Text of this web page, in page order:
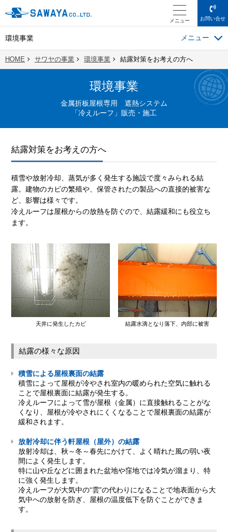
メニュー お問い合せ
環境事業
HOME サワヤの事業 環境事業 結露対策をお考えの方へ
環境事業
金属折板屋根専用 遮熱システム
「冷えルーフ」販売・施工
結露対策をお考えの方へ
積雪や放射冷却、蒸気が多く発生する施設で度々みられる結
露。建物のカビの繁殖や、保管されたの製品への直接的被害な
ど、影響は様々です。
冷えルーフは屋根からの放熱を防ぐので、結露緩和にも役立ち
ます。
天井に発生したカビ 結露水滴となり落下、内部に被害
結露の様々な原因
積雪による屋根裏面の結露
積雪によって屋根が冷やされ室内の暖められた空気に触れる
ことで屋根裏面に結露が発生する。
冷えルーフによって雪が屋根（金属）に直接触れることがな
くなり、屋根が冷やされにくくなることで屋根裏面の結露が
緩和されます。
放射冷却に伴う軒屋根（屋外）の結露
放射冷却は、秋～冬～春先にかけて、よく晴れた風の弱い夜
間によく発生します。
特に山や丘などに囲まれた盆地や窪地では冷気が溜まり、特
に強く発生します。
冷えルーフが大気中の“雲”の代わりになることで地表面から大
気中への放射を防ぎ、屋根の温度低下を防ぐことができま
す。